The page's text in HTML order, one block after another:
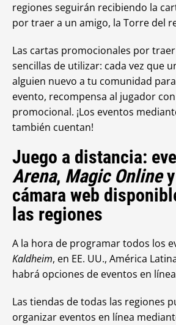
regiones seguirán recibiendo la
por traer a un amigo, la Torre del
Las cartas promocionales por
sencillas de utilizar: cada vez que
alguien nuevo a tu comunidad
evento, recompensa al jugador
promocional. ¡Los eventos
también cuentan!
Juego a distancia:
Arena, Magic Onliney
cámara web
las regiones
A la hora de programar todos los
Kaldheim, en EE. UU., América
habrá opciones de eventos en
Las tiendas de todas las regiones
organizar eventos en línea